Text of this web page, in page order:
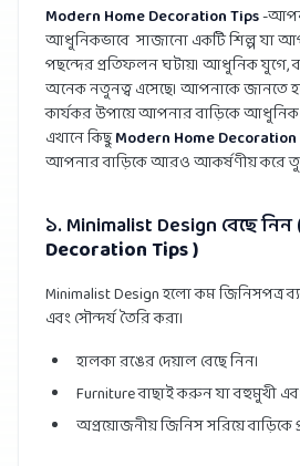
Modern Home Decoration Tips-
আধুনিকভাবে সাজানো একটি শিল্প যা
পছন্দের প্রতিফলন ঘটায়। আধুনিক যুগে,
অনেক নতুনত্ব এসেছে। আপনাকে জানতে
কার্যকর উপায়ে আপনার বাড়িকে আধুনিক
এখানে কিছুModern Home Decoration
আপনার বাড়িকে আরও আকর্ষণীয় করে
১. Minimalist Design বেছে নিন
Decoration Tips )
Minimalist Design হলো কম জিনিসপত্র
এবং সৌন্দর্য তৈরি করা।
হালকা রঙের দেয়াল বেছে নিন।
Furniture বাছাই করুন যা বহুমুখী
অপ্রয়োজনীয় জিনিস সরিয়ে বাড়িকে